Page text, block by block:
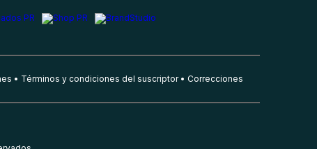
Términos y condiciones del suscriptor Correcciones